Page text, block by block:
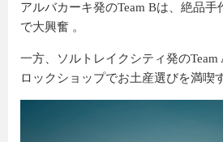
アルバカーキ発のTeam Bは、絶品
で大興奮 。
一方、ソルトレイクシティ発の
ロックショップでお土産選びを満喫